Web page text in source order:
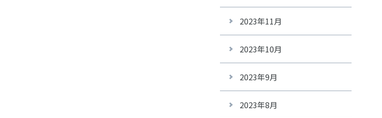
2023年11月
2023年10月
2023年9月
2023年8月